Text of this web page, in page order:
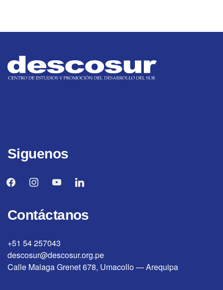
Siguenos
facebookinstagramyoutubelinkedin
Contáctanos
+51 54 257043
descosur@descosur.org.pe
Calle Malaga Grenet 678, Umacollo — Arequipa